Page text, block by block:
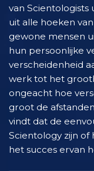
van Scientologists
uit alle hoeken
gewone mensen
hun persoonlijke
verscheidenheid
werk tot het
ongeacht hoe
groot de
vindt dat de
Scientology zijn
het succes ervan